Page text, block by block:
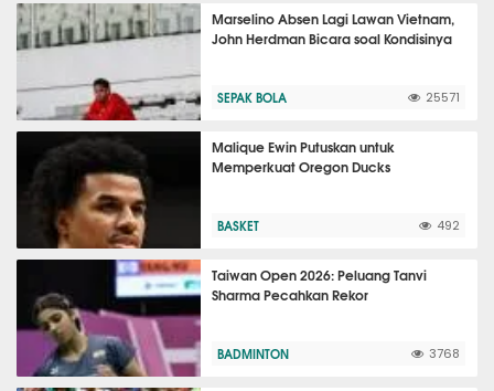
Marselino Absen Lagi Lawan Vietnam,
John Herdman Bicara soal Kondisinya
SEPAK BOLA 25571
Malique Ewin Putuskan untuk
Memperkuat Oregon Ducks
BASKET 492
Taiwan Open 2026: Peluang Tanvi
Sharma Pecahkan Rekor
BADMINTON 3768